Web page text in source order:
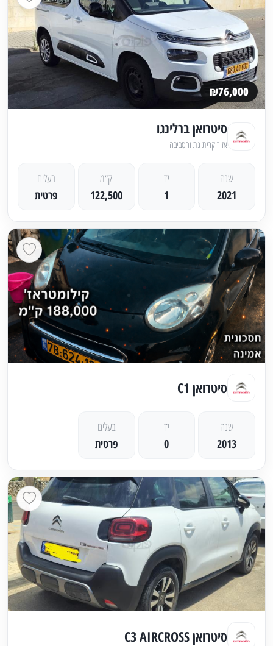
₪76,000
סיטרואן ברלינגו
אזור קרית גת והסביבה
שנה
2021
יד
1
ק״מ
122,500
בעלים
פרטית
סיטרואן C1
שנה
2013
יד
0
בעלים
פרטית
סיטרואן C3 AIRCROSS